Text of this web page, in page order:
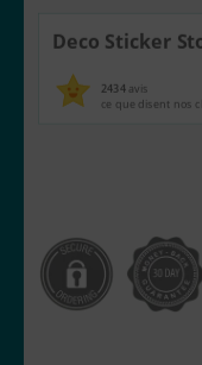
Deco Sticker
2434avis
ce que disent nos